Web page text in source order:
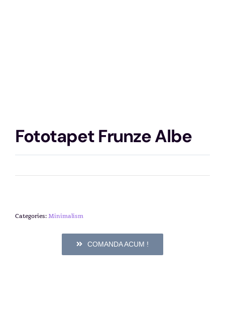
Fototapet Frunze Albe
Categories:Minimalism
COMANDA ACUM !